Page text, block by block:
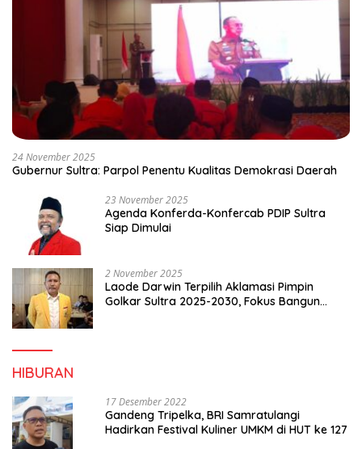
24 November 2025
Gubernur Sultra: Parpol Penentu Kualitas Demokrasi Daerah
23 November 2025
Agenda Konferda-Konfercab PDIP Sultra
Siap Dimulai
2 November 2025
Laode Darwin Terpilih Aklamasi Pimpin
Golkar Sultra 2025-2030, Fokus Bangun
HIBURAN
17 Desember 2022
Gandeng Tripelka, BRI Samratulangi
Hadirkan Festival Kuliner UMKM di HUT ke 127